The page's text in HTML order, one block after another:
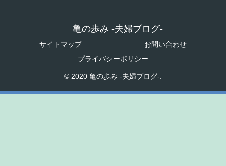
亀の歩み -夫婦ブログ-
サイトマップ
お問い合わせ
プライバシーポリシー
© 2020 亀の歩み -夫婦ブログ-.